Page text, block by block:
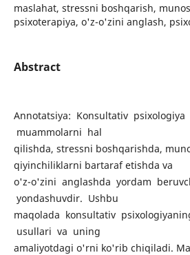
maslahat, stressni boshqarish,
psixoterapiya, o'z-o'zini anglash,
Abstract
Annotatsiya: Konsultativ
muammolarni hal
qilishda, stressni boshqarishda,
qiyinchiliklarni bartaraf etishda va
o'z-o'zini anglashda yordam
yondashuvdir. Ushbu
maqolada konsultativ
usullari va uning
amaliyotdagi o'rni ko'rib chiqiladi.